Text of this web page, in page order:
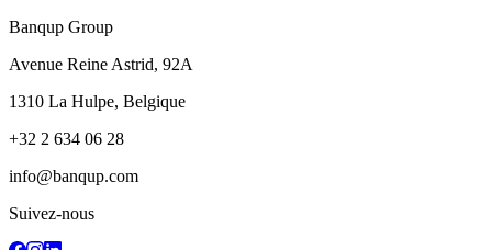
Banqup Group
Avenue Reine Astrid, 92A
1310 La Hulpe, Belgique
+32 2 634 06 28
info@banqup.com
Suivez-nous